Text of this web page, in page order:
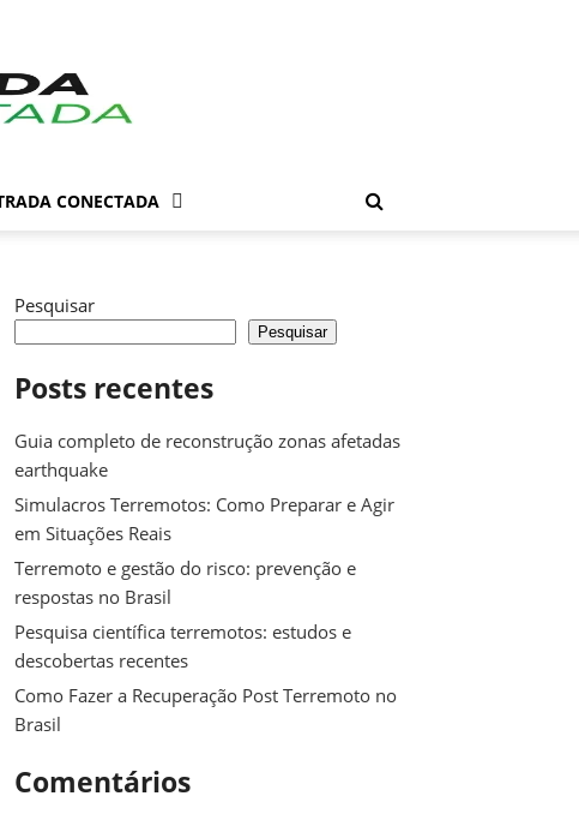
CONECTADA
Pesquisar
Pesquisar
Posts recentes
Guia completo de reconstrução zonas afetadas
earthquake
Simulacros Terremotos: Como Preparar e Agir
em Situações Reais
Terremoto e gestão do risco: prevenção e
respostas no Brasil
Pesquisa científica terremotos: estudos e
descobertas recentes
Como Fazer a Recuperação Post Terremoto no
Brasil
Comentários